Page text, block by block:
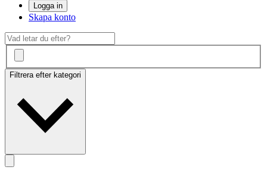
Logga in
Skapa konto
Filtrera efter kategori